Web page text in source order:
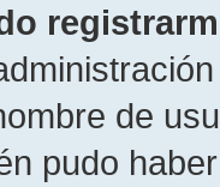
de
pudo